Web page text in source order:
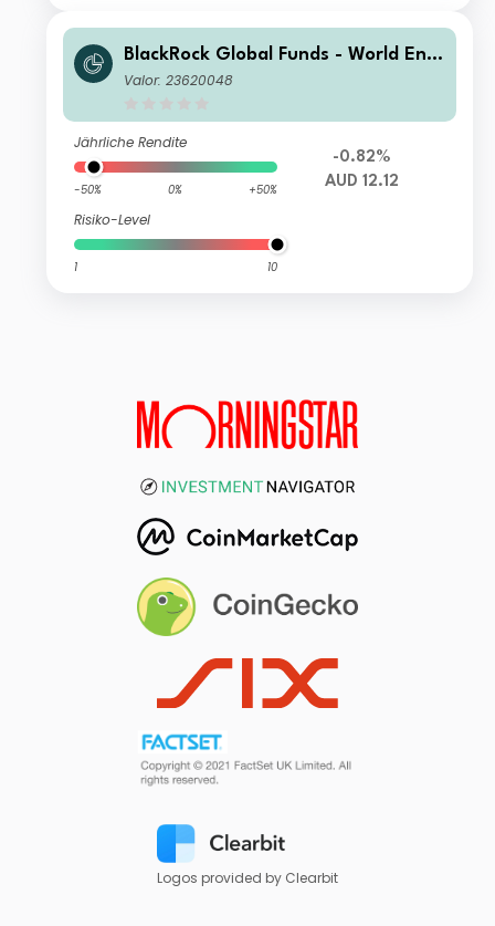
BlackRock Global Funds - World Ener
gy Fund A2 AUD Hedged
Valor: 23620048
Jährliche Rendite
-50% 0% +50%
Risiko-Level
1 10
-0.82%
AUD 12.12
Logos provided by Clearbit